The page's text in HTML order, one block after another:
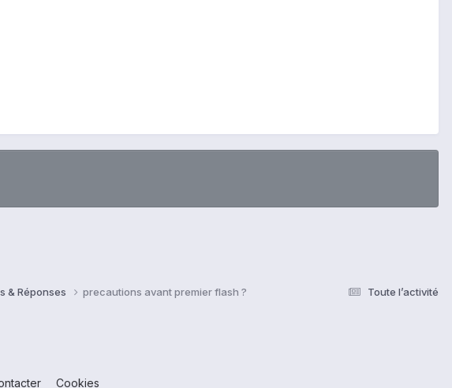
Toute l’activité
& Réponses precautions avant premier flash ?
Cookies